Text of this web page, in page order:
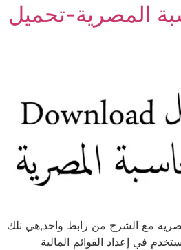
المصرية-تحميل
مع الشرح من رابط واحد,هي تلك
في إعداد القوائم المالية